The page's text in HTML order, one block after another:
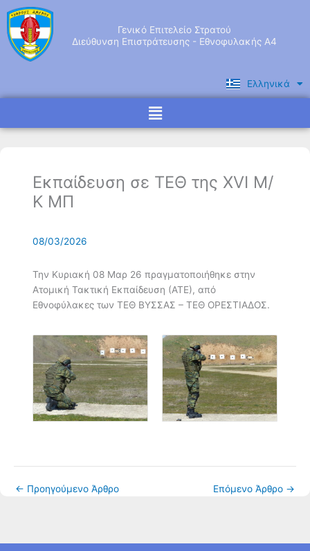
Μετάβαση
στο
περιεχόμενο
Γενικό Επιτελείο Στρατού
Διεύθυνση Επιστράτευσης - Εθνοφυλακής Α4
Ελληνικά
English
Menu
Εκπαίδευση σε ΤΕΘ της XVI Μ/
Κ ΜΠ
08/03/2026
Την Κυριακή 08 Μαρ 26 πραγματοποιήθηκε στην
Ατομική Τακτική Εκπαίδευση (ΑΤΕ), από
Εθνοφύλακες των ΤΕΘ ΒΥΣΣΑΣ – ΤΕΘ ΟΡΕΣΤΙΑΔΟΣ.
← Προηγούμενο Άρθρο Επόμενο Άρθρο →